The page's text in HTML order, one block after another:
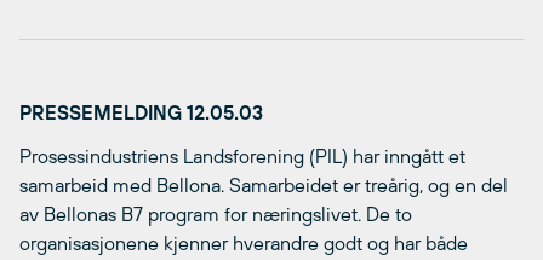
PRESSEMELDING 12.05.03
Prosessindustriens Landsforening (PIL) har inngått et
samarbeid med Bellona. Samarbeidet er treårig, og en del
av Bellonas B7 program for næringslivet. De to
organisasjonene kjenner hverandre godt og har både